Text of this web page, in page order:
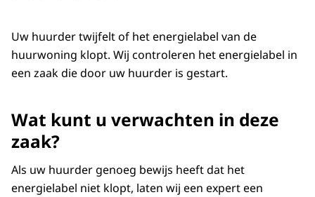
Uw huurder twijfelt of het energielabel van de
huurwoning klopt. Wij controleren het energielabel in
een zaak die door uw huurder is gestart.
Wat kunt u verwachten in deze
zaak?
Als uw huurder genoeg bewijs heeft dat het
energielabel niet klopt, laten wij een expert een